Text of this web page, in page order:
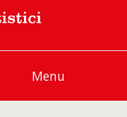
Menu